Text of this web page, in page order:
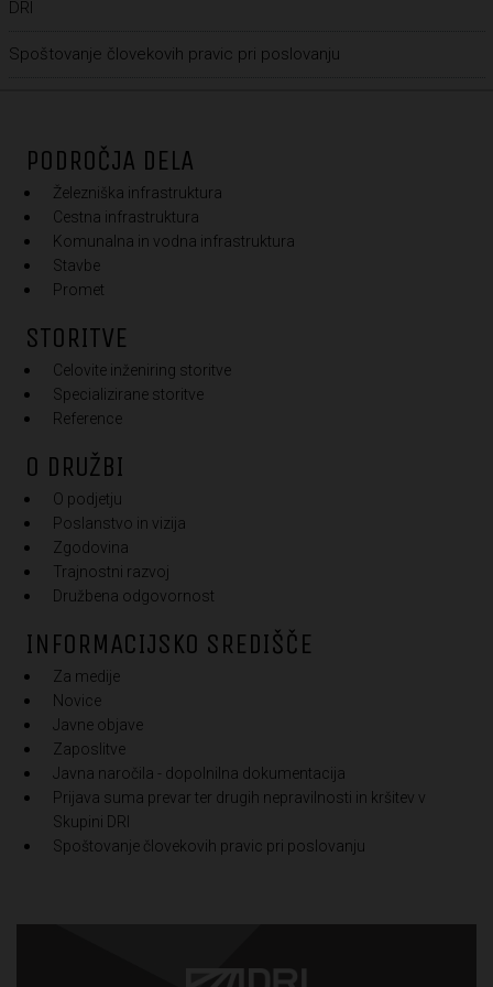
DRI
Spoštovanje človekovih pravic pri poslovanju
PODROČJA DELA
Železniška infrastruktura
Cestna infrastruktura
Komunalna in vodna infrastruktura
Stavbe
Promet
STORITVE
Celovite inženiring storitve
Specializirane storitve
Reference
O DRUŽBI
O podjetju
Poslanstvo in vizija
Zgodovina
Trajnostni razvoj
Družbena odgovornost
INFORMACIJSKO SREDIŠČE
Za medije
Novice
Javne objave
Zaposlitve
Javna naročila - dopolnilna dokumentacija
Prijava suma prevar ter drugih nepravilnosti in kršitev v
Skupini DRI
Spoštovanje človekovih pravic pri poslovanju